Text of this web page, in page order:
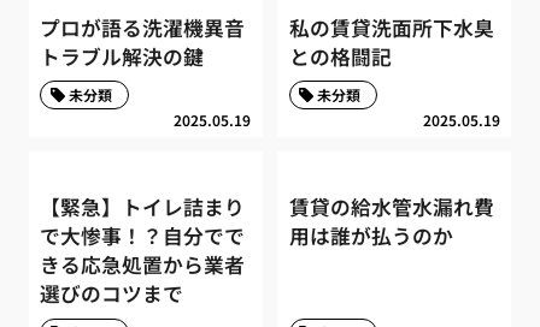
プロが語る洗濯機異音
トラブル解決の鍵
2025.05.19
未分類
私の賃貸洗面所下水臭
との格闘記
2025.05.19
未分類
【緊急】トイレ詰まり
で大惨事！？自分でで
きる応急処置から業者
選びのコツまで
賃貸の給水管水漏れ費
用は誰が払うのか